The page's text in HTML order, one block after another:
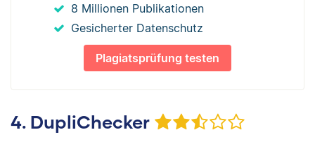
8 Millionen Publikationen
Gesicherter Datenschutz
Plagiatsprüfung testen
4. DupliChecker